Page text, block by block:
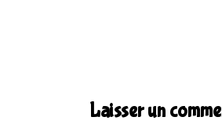
Laisser un